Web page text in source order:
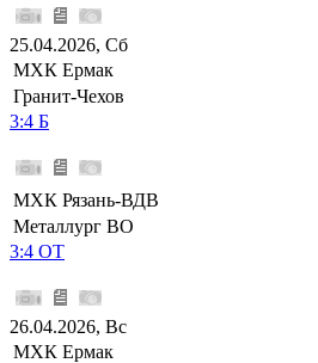
25.04.2026, Сб
МХК Ермак
Гранит-Чехов
3:4 Б
МХК Рязань-ВДВ
Металлург ВО
3:4 ОТ
26.04.2026, Вс
МХК Ермак